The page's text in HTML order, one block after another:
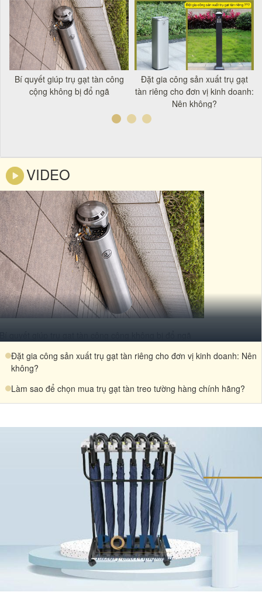
Bí quyết giúp trụ gạt tàn công
cộng không bị đổ ngã
Đặt gia công sản xuất trụ gạt
tàn riêng cho đơn vị kinh doanh:
Nên không?
VIDEO
Đặt gia công sản xuất trụ gạt tàn riêng cho đơn vị kinh doanh: Nên
không?
Làm sao để chọn mua trụ gạt tàn treo tường hàng chính hãng?